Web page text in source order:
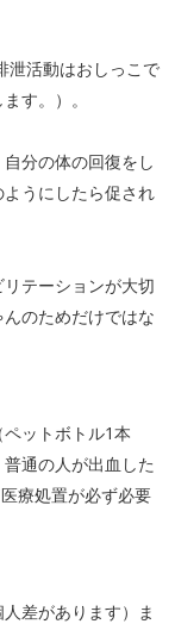
泄活動はおしっこで
す。）。
分の体の回復をし
うにしたら促され
テーションが大切
のためだけではな
ットボトル1本
通の人が出血した
療処置が必ず必要
差があります）ま